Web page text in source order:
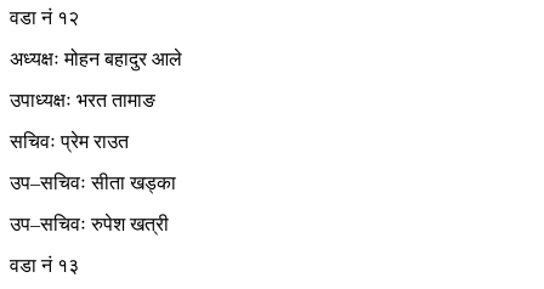
वडा नं १२
अध्यक्षः मोहन बहादुर आले
उपाध्यक्षः भरत तामाङ
सचिवः प्रेम राउत
उप–सचिवः सीता खड्का
उप–सचिवः रुपेश खत्री
वडा नं १३